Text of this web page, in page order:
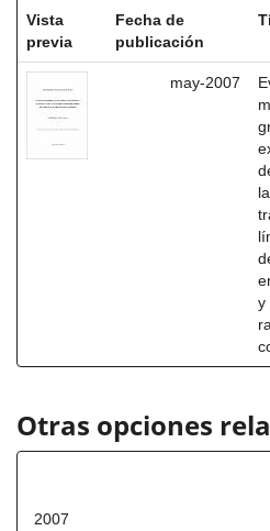
Vista
previa
Fecha de
publicación
may-2007
y
Otras opciones
2007